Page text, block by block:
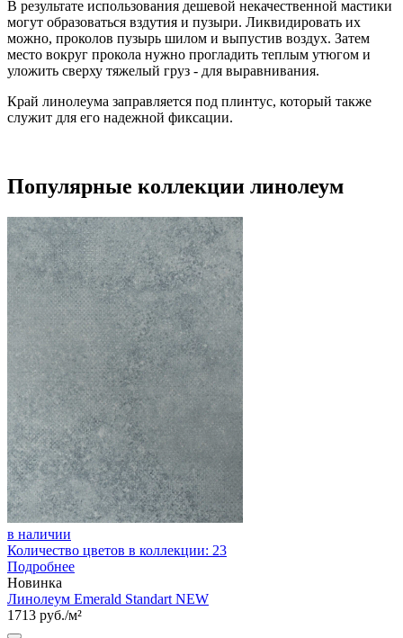
В результате использования дешевой некачественной мастики
могут образоваться вздутия и пузыри. Ликвидировать их
можно, проколов пузырь шилом и выпустив воздух. Затем
место вокруг прокола нужно прогладить теплым утюгом и
уложить сверху тяжелый груз - для выравнивания.
Край линолеума заправляется под плинтус, который также
служит для его надежной фиксации.
Популярные коллекции линолеум
в наличии
Количество цветов в коллекции: 23
Подробнее
Новинка
Линолеум Emerald Standart NEW
1713 руб./м²